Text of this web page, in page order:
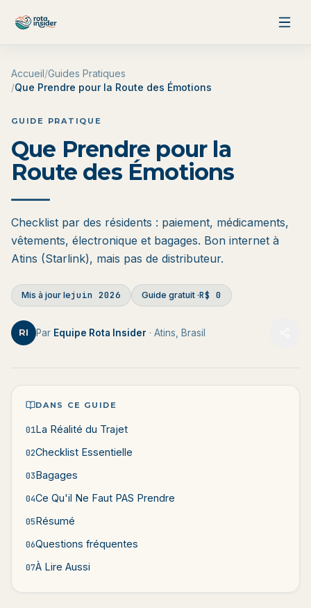
Accueil/Guides Pratiques
/Que Prendre pour la Route des Émotions
GUIDE PRATIQUE
Que Prendre pour la
Route des Émotions
Checklist par des résidents : paiement, médicaments,
vêtements, électronique et bagages. Bon internet à
Atins (Starlink), mais pas de distributeur.
Mis à jour lejuin 2026 Guide gratuit ·R$ 0
RI Par Equipe Rota Insider · Atins, Brasil
DANS CE GUIDE
01La Réalité du Trajet
02Checklist Essentielle
03Bagages
04Ce Qu'il Ne Faut PAS Prendre
05Résumé
06Questions fréquentes
07À Lire Aussi